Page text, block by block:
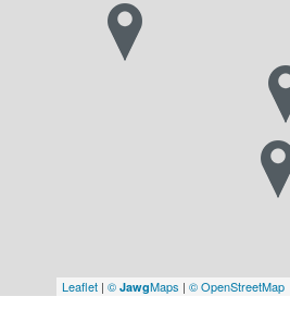
Leaflet | © JawgMaps | © OpenStreetMap